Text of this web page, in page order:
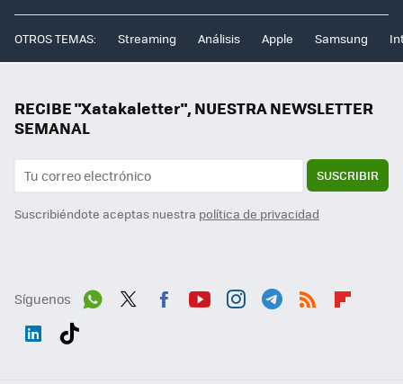
OTROS TEMAS: Streaming Análisis Apple Samsung
RECIBE "Xatakaletter", NUESTRA NEWSLETTER
SEMANAL
SUSCRIBIR
Suscribiéndote aceptas nuestra política de privacidad
Síguenos